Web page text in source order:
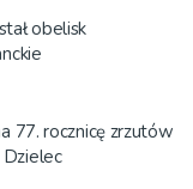
obelisk
77. rocznicę zrzutów